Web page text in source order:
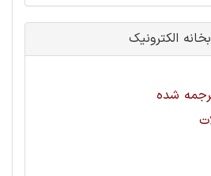
الکترونیک
شده